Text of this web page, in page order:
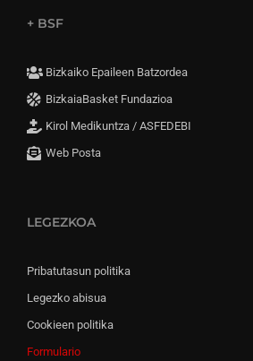
+ BSF
Bizkaiko Epaileen Batzordea
BizkaiaBasket Fundazioa
Kirol Medikuntza / ASFEDEBI
Web Posta
LEGEZKOA
Pribatutasun politika
Legezko abisua
Cookieen politika
Formulario